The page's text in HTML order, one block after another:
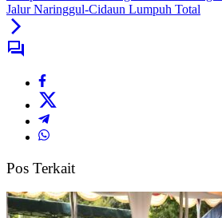
Jalur Naringgul-Cidaun Lumpuh Total
Pos Terkait